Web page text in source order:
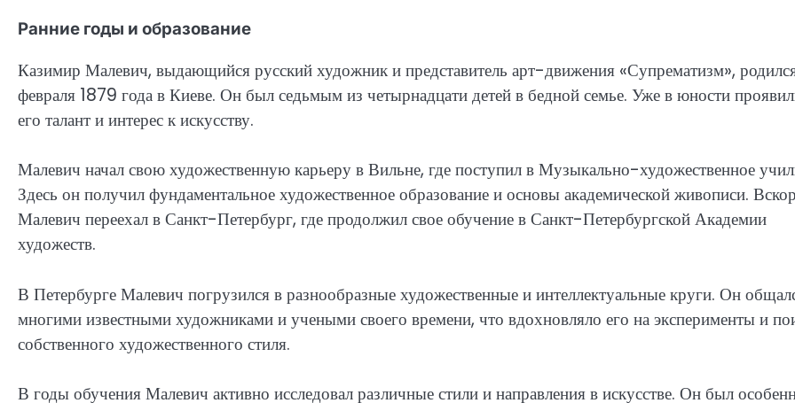
Ранние годы и образование
Казимир Малевич, выдающийся русский художник и представитель арт-движения «Супрематизм»,
февраля 1879 года в Киеве. Он был седьмым из четырнадцати детей в бедной семье. Уже в юности
его талант и интерес к искусству.
Малевич начал свою художественную карьеру в Вильне, где поступил в Музыкально-художественное
Здесь он получил фундаментальное художественное образование и основы академической живописи.
Малевич переехал в Санкт-Петербург, где продолжил свое обучение в Санкт-Петербургской Академии
художеств.
В Петербурге Малевич погрузился в разнообразные художественные и интеллектуальные круги. Он
многими известными художниками и учеными своего времени, что вдохновляло его на эксперименты и
собственного художественного стиля.
В годы обучения Малевич активно исследовал различные стили и направления в искусстве. Он был